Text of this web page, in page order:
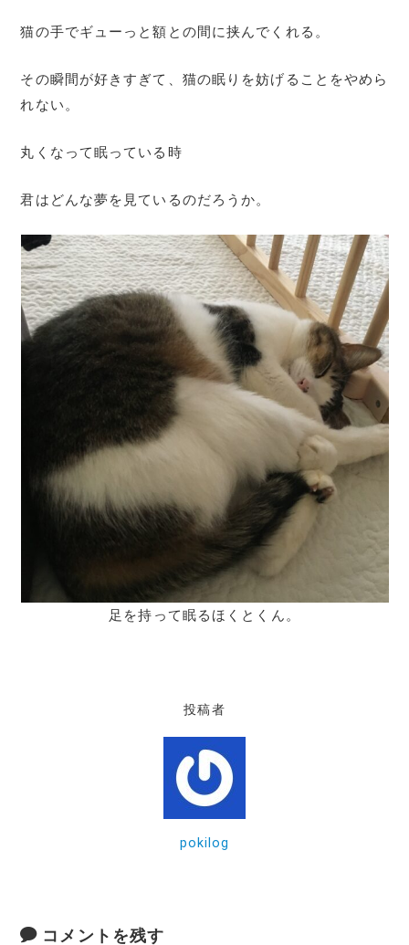
猫の手でギューっと額との間に挟んでくれる。
その瞬間が好きすぎて、猫の眠りを妨げることをやめら
れない。
丸くなって眠っている時
君はどんな夢を見ているのだろうか。
足を持って眠るほくとくん。
投稿者
pokilog
コメントを残す